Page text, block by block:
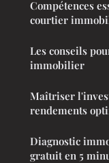
Compétences
courtier
Les conseils
immobilier
Maîtriser
rendements
Diagnostic
gratuit en 5